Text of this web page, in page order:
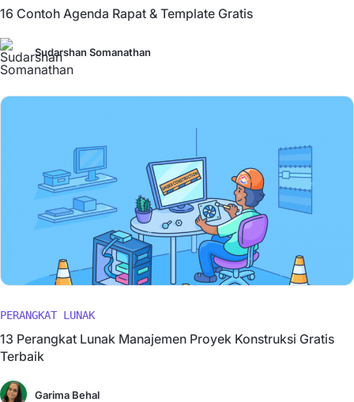
16 Contoh Agenda Rapat & Template Gratis
Sudarshan Somanathan
PERANGKAT LUNAK
13 Perangkat Lunak Manajemen Proyek Konstruksi Gratis
Terbaik
Garima Behal